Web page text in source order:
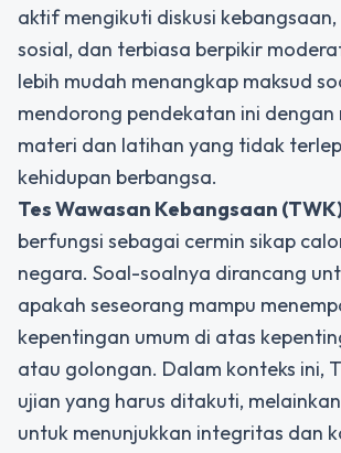
aktif mengikuti diskusi kebangsaan,
sosial, dan terbiasa berpikir
lebih mudah menangkap maksud
mendorong pendekatan ini
materi dan latihan yang tidak
kehidupan berbangsa.
Tes Wawasan Kebangsaan
berfungsi sebagai cermin sikap
negara. Soal-soalnya dirancang
apakah seseorang mampu
kepentingan umum di atas
atau golongan. Dalam konteks ini,
ujian yang harus ditakuti,
untuk menunjukkan integritas dan